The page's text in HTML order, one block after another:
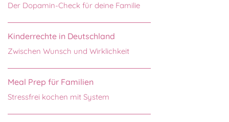
Der Dopamin-Check für deine Familie
Kinderrechte in Deutschland
Zwischen Wunsch und Wirklichkeit
Meal Prep für Familien
Stressfrei kochen mit System